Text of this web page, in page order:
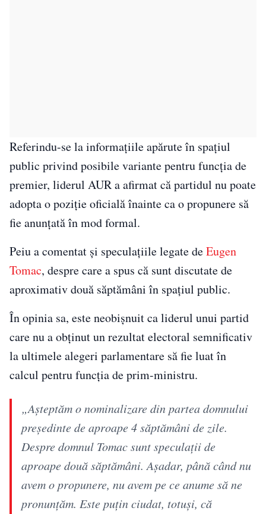
Referindu-se la informațiile apărute în spațiul
public privind posibile variante pentru funcția de
premier, liderul AUR a afirmat că partidul nu poate
adopta o poziție oficială înainte ca o propunere să
fie anunțată în mod formal.
Peiu a comentat și speculațiile legate deEugen
Tomac, despre care a spus că sunt discutate de
aproximativ două săptămâni în spațiul public.
În opinia sa, este neobișnuit ca liderul unui partid
care nu a obținut un rezultat electoral semnificativ
la ultimele alegeri parlamentare să fie luat în
calcul pentru funcția de prim-ministru.
„Aşteptăm o nominalizare din partea domnului
preşedinte de aproape 4 săptămâni de zile.
Despre domnul Tomac sunt speculaţii de
aproape două săptămâni. Aşadar, până când nu
avem o propunere, nu avem pe ce anume să ne
pronunţăm. Este puţin ciudat, totuşi, că